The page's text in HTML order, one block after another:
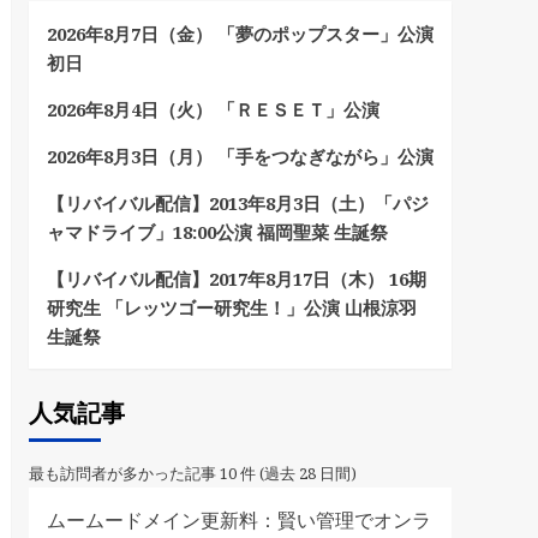
2026年8月7日（金） 「夢のポップスター」公演
初日
2026年8月4日（火） 「ＲＥＳＥＴ」公演
2026年8月3日（月） 「手をつなぎながら」公演
【リバイバル配信】2013年8月3日（土）「パジ
ャマドライブ」18:00公演 福岡聖菜 生誕祭
【リバイバル配信】2017年8月17日（木） 16期
研究生 「レッツゴー研究生！」公演 山根涼羽
生誕祭
人気記事
最も訪問者が多かった記事 10 件 (過去 28 日間)
ムームードメイン更新料：賢い管理でオンラ